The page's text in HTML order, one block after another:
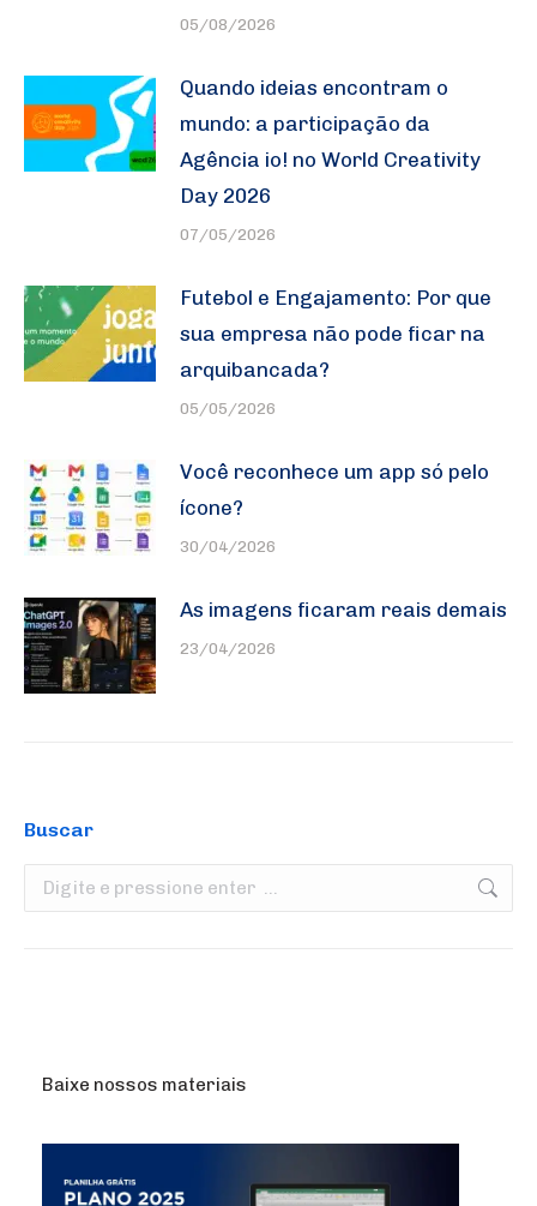
05/08/2026
Quando ideias encontram o
mundo: a participação da
Agência io! no World Creativity
Day 2026
07/05/2026
Futebol e Engajamento: Por que
sua empresa não pode ficar na
arquibancada?
05/05/2026
Você reconhece um app só pelo
ícone?
30/04/2026
As imagens ficaram reais demais
23/04/2026
Buscar
Search:
Baixe nossos materiais